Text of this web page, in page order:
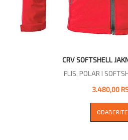
CRV SOFTSHELL
FLIS, POLAR I
3.480,00
ODABERITE